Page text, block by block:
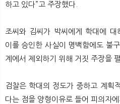
하고 있다”고 주장했다.
조씨와 김씨가 박씨에게 학대에
이를 승인한 사실이 명백함에도 불
계에서 제외하기 위해 거짓 주장을
검찰은 학대의 정도가 중하고 계획
다는 점을 양형이유로 들어 피의자